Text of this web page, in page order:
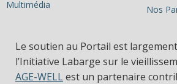
Multimédia
Nos
Le soutien au Portail est
l’Initiative Labarge sur le
AGE-WELLest un partenaire